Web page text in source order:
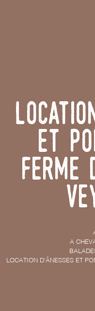
et
ferme
A
LOCATION D'ÂNESSES ET